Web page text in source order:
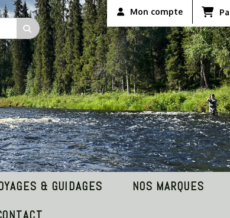
Mon compte
& GUIDAGES NOS MARQUES